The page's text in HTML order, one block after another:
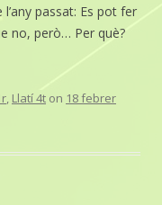
passat: Es pot fer
no, però… Per què?
, Llatí 4t on 18 febrer